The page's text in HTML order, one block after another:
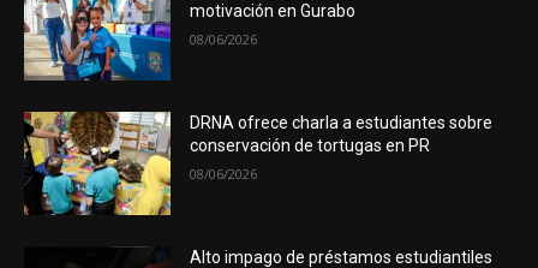
motivación en Gurabo
08/06/2026
DRNA ofrece charla a estudiantes sobre
conservación de tortugas en PR
08/06/2026
Alto impago de préstamos estudiantiles